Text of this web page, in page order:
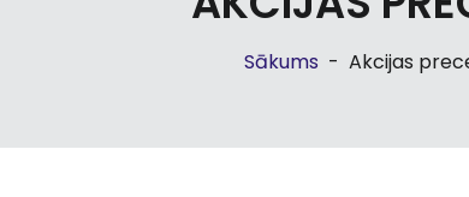
Sākums - Akcijas